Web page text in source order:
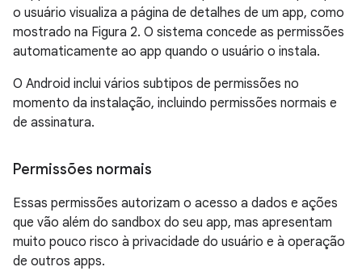
o usuário visualiza a página de detalhes de um app, como
mostrado na Figura 2. O sistema concede as permissões
automaticamente ao app quando o usuário o instala.
O Android inclui vários subtipos de permissões no
momento da instalação, incluindo permissões normais e
de assinatura.
Permissões normais
Essas permissões autorizam o acesso a dados e ações
que vão além do sandbox do seu app, mas apresentam
muito pouco risco à privacidade do usuário e à operação
de outros apps.